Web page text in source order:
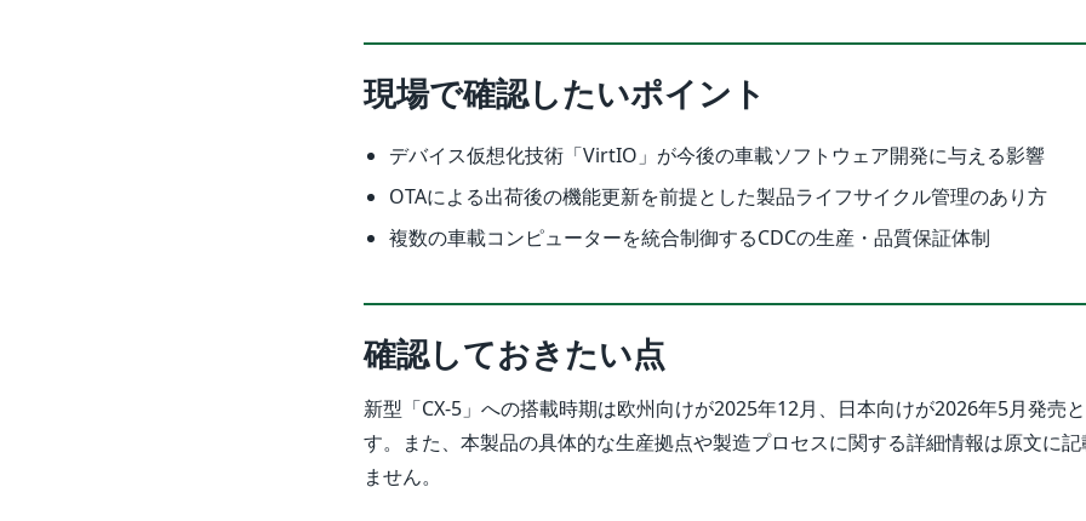
現場で確認したいポイント
デバイス仮想化技術「VirtIO」が今後の車載ソフトウェア開発に与える影響
OTAによる出荷後の機能更新を前提とした製品ライフサイクル管理のあり方
複数の車載コンピューターを統合制御するCDCの生産・品質保証体制
確認しておきたい点
新型「CX-5」への搭載時期は欧州向けが2025年12月、日本向けが2026年5月発売
す。また、本製品の具体的な生産拠点や製造プロセスに関する詳細情報は原文に
ません。